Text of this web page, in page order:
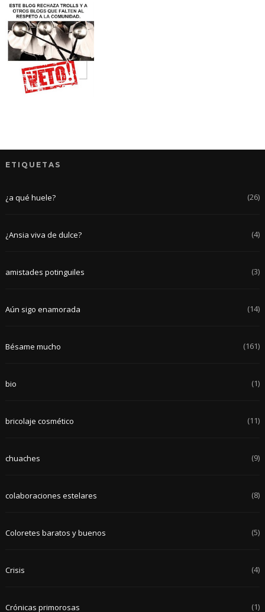
ETIQUETAS
¿a qué huele? (26)
¿Ansia viva de dulce? (4)
amistades potinguiles (3)
Aún sigo enamorada (14)
Bésame mucho (161)
bio (1)
bricolaje cosmético (11)
chuaches (9)
colaboraciones estelares (8)
Coloretes baratos y buenos (5)
Crisis (4)
Crónicas primorosas (1)